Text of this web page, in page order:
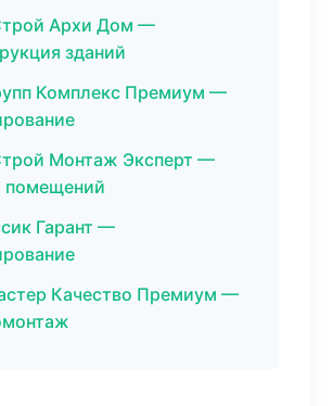
Архи Дом —
зданий
Комплекс Премиум —
Монтаж Эксперт —
помещений
Гарант —
Качество Премиум —